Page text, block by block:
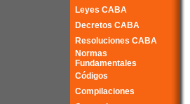
Leyes CABA
Decretos CABA
Resoluciones CABA
Normas
Fundamentales
Códigos
Compilaciones